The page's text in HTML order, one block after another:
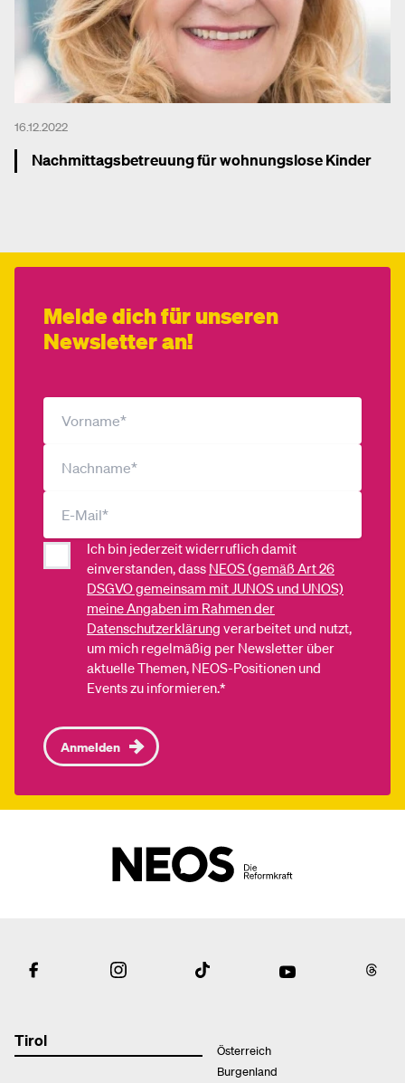
16.12.2022
Nachmittagsbetreuung für wohnungslose Kinder
Melde dich für unseren
Newsletter an!
Ich bin jederzeit widerruflich damit
einverstanden, dass NEOS (gemäß Art 26
DSGVO gemeinsam mit JUNOS und UNOS)
meine Angaben im Rahmen der
Datenschutzerklärung verarbeitet und nutzt,
um mich regelmäßig per Newsletter über
aktuelle Themen, NEOS-Positionen und
Events zu informieren.*
Anmelden
Tirol
Österreich
Burgenland